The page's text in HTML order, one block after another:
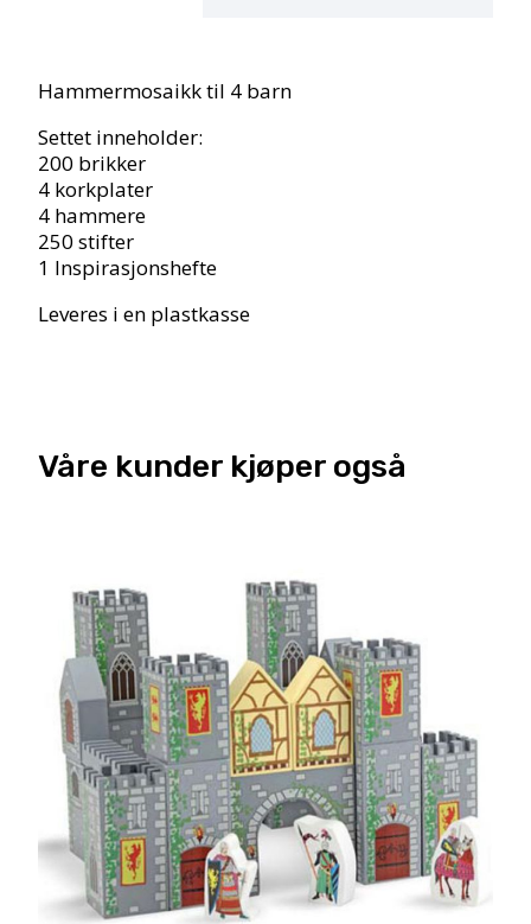
Hammermosaikk til 4 barn
Settet inneholder:
200 brikker
4 korkplater
4 hammere
250 stifter
1 Inspirasjonshefte
Leveres i en plastkasse
Våre kunder kjøper også